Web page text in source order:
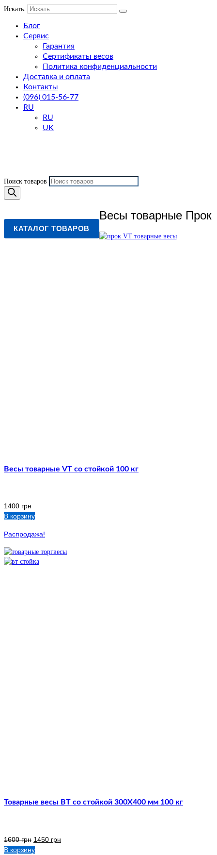
Искать:
Блог
Сервис
Гарантия
Сертификаты весов
Политика конфиденциальности
Доставка и оплата
Контакты
(096) 015-56-77
RU
RU
UK
Поиск товаров
КАТАЛОГ ТОВАРОВ
Весы товарные Прок
Весы товарные VT со стойкой 100 кг
1400 грн
В корзину
Распродажа!
Товарные весы ВТ со стойкой 300Х400 мм 100 кг
1600грн 1450 грн
В корзину